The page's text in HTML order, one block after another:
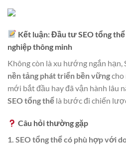
Kết luận: Đầu tư SEO tổng
nghiệp thông minh
Không còn là xu hướng ngắn hạn,
nền tảng phát triển bền vữngcho
mới bắt đầu hay đã vận hành lâu
SEO tổng thể là bước đi chiến
Câu hỏi thường gặp
1. SEO tổng thể có phù hợp với